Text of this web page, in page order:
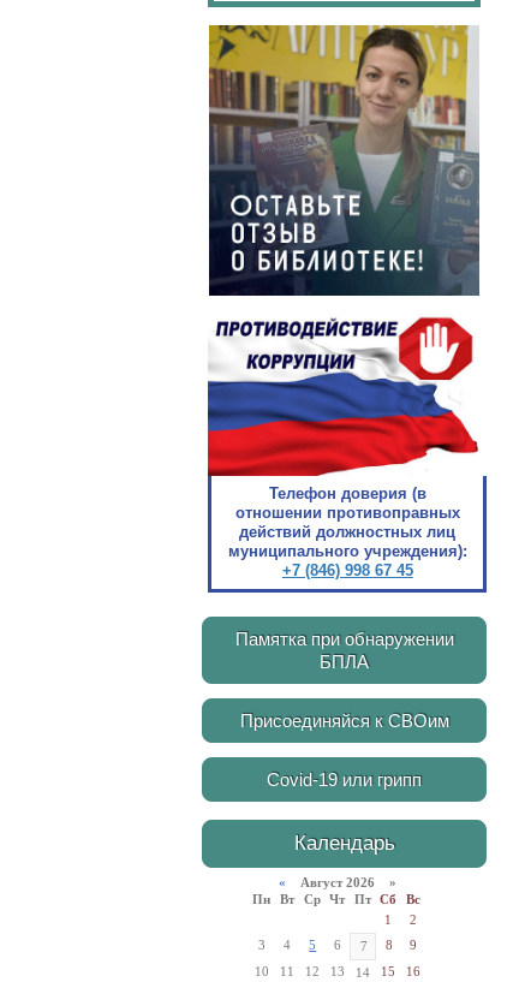
Телефон доверия (в
отношении противоправных
действий должностных лиц
муниципального учреждения):
+7 (846) 998 67 45
Памятка при обнаружении
БПЛА
Присоединяйся к СВОим
Covid-19 или грипп
Календарь
« Август 2026 »
Пн
Вт Ср Чт Пт Сб
Вс
1
2
3
4 5 6 7 8
9
10
11 12 13 14 15 16